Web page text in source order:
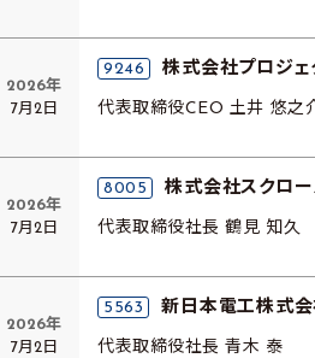
2026年
7月2日
9246 株式会社プロジェ
代表取締役CEO 土井 悠之
2026年
7月2日
8005 株式会社スクロ
代表取締役社長 鶴見 知久
2026年
7月2日
5563 新日本電工株式会
代表取締役社長 青木 泰